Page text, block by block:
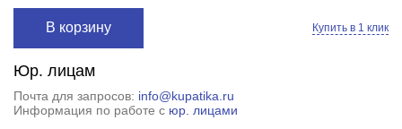
В корзину Купить в 1 клик
Юр. лицам
Почта для запросов: info@kupatika.ru
Информация по работе с юр. лицами